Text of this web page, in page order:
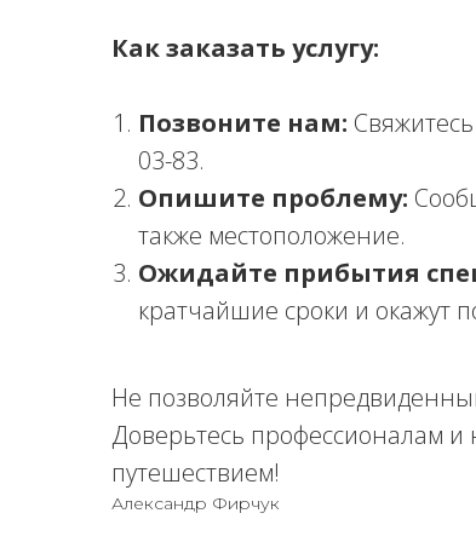
Как заказать услугу:
Позвоните нам:
03-83.
Опишите проблему:
также местоположение.
Ожидайте прибытия
кратчайшие сроки и окажут
Не позволяйте
Доверьтесь профессионалам
путешествием!
Александр Фирчук